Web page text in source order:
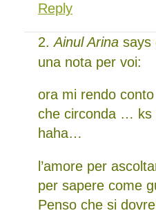
Reply
Ainul Arina says
una nota per voi:
ora mi rendo
che circonda … ks
haha…
l’amore per
per sapere come
Penso che si